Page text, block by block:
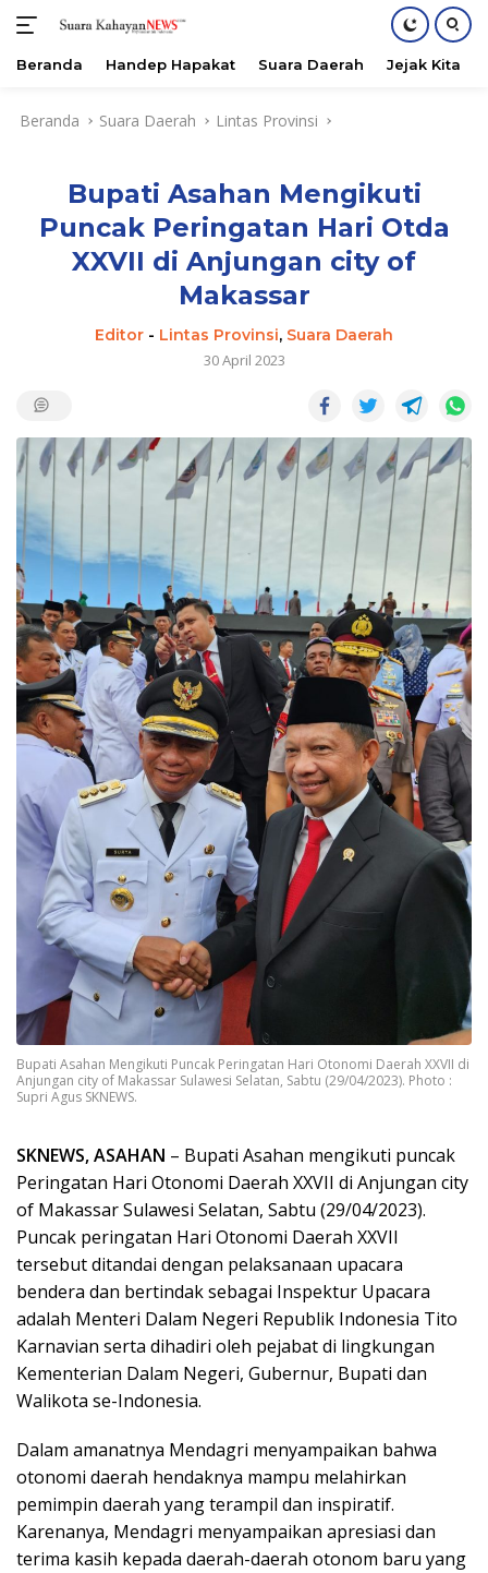
Beranda Handep Hapakat Suara Daerah Jejak Kita
Beranda Suara Daerah Lintas Provinsi
Bupati Asahan Mengikuti
Puncak Peringatan Hari Otda
XXVII di Anjungan city of
Makassar
Editor - Lintas Provinsi, Suara Daerah
30 April 2023
Bupati Asahan Mengikuti Puncak Peringatan Hari Otonomi Daerah XXVII di
Anjungan city of Makassar Sulawesi Selatan, Sabtu (29/04/2023). Photo :
Supri Agus SKNEWS.
SKNEWS, ASAHAN – Bupati Asahan mengikuti puncak
Peringatan Hari Otonomi Daerah XXVII di Anjungan city
of Makassar Sulawesi Selatan, Sabtu (29/04/2023).
Puncak peringatan Hari Otonomi Daerah XXVII
tersebut ditandai dengan pelaksanaan upacara
bendera dan bertindak sebagai Inspektur Upacara
adalah Menteri Dalam Negeri Republik Indonesia Tito
Karnavian serta dihadiri oleh pejabat di lingkungan
Kementerian Dalam Negeri, Gubernur, Bupati dan
Walikota se-Indonesia.
Dalam amanatnya Mendagri menyampaikan bahwa
otonomi daerah hendaknya mampu melahirkan
pemimpin daerah yang terampil dan inspiratif.
Karenanya, Mendagri menyampaikan apresiasi dan
terima kasih kepada daerah-daerah otonom baru yang